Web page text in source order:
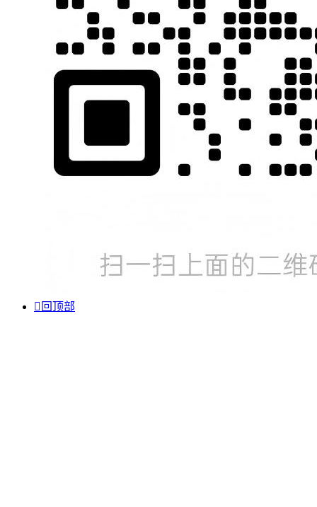
 回顶部